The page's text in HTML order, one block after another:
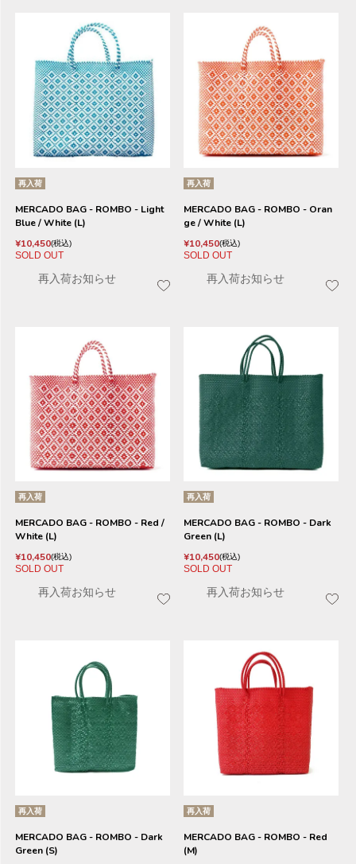
再入荷
MERCADO BAG - ROMBO - Light
Blue / White (L)
¥10,450 税込
SOLD OUT
再入荷お知らせ
再入荷
MERCADO BAG - ROMBO - Oran
ge / White (L)
¥10,450 税込
SOLD OUT
再入荷お知らせ
再入荷
MERCADO BAG - ROMBO - Red /
White (L)
¥10,450 税込
SOLD OUT
再入荷お知らせ
再入荷
MERCADO BAG - ROMBO - Dark
Green (L)
¥10,450 税込
SOLD OUT
再入荷お知らせ
再入荷
MERCADO BAG - ROMBO - Dark
Green (S)
再入荷
MERCADO BAG - ROMBO - Red
(M)